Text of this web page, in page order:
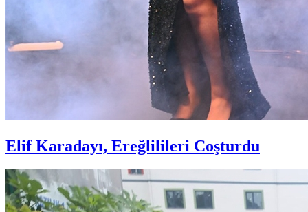
Elif Karadayı, Ereğlilileri Coşturdu